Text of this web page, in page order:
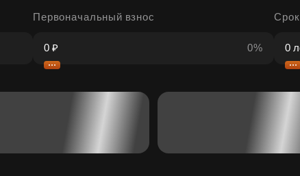
Первоначальный взнос
0%
Срок